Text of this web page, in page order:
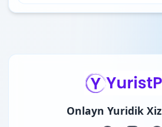
Onlayn Yuridik